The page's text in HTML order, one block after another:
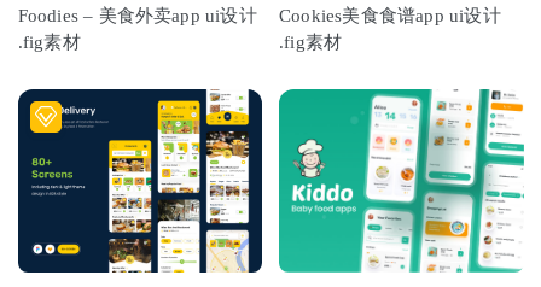
Foodies – 美食外卖app ui设计
.fig素材
Cookies美食食谱app ui设计
.fig素材